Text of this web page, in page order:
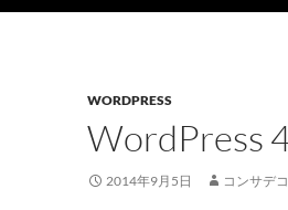
WORDPRESS
WordPress
2014年9月5日 コンサデ